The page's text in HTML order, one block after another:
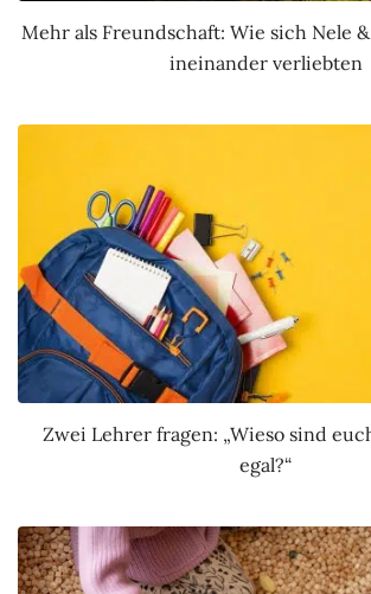
Mehr als Freundschaft: Wie sich Nele
ineinander verliebten
Zwei Lehrer fragen: „Wieso sind
egal?“